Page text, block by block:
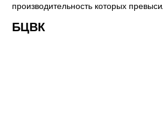
производительность которых
БЦВК